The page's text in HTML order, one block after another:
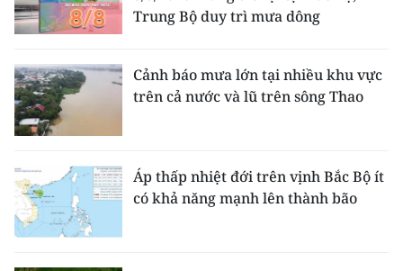
Trung Bộ duy trì mưa dông
Cảnh báo mưa lớn tại nhiều khu vực
trên cả nước và lũ trên sông Thao
Áp thấp nhiệt đới trên vịnh Bắc Bộ ít
có khả năng mạnh lên thành bão